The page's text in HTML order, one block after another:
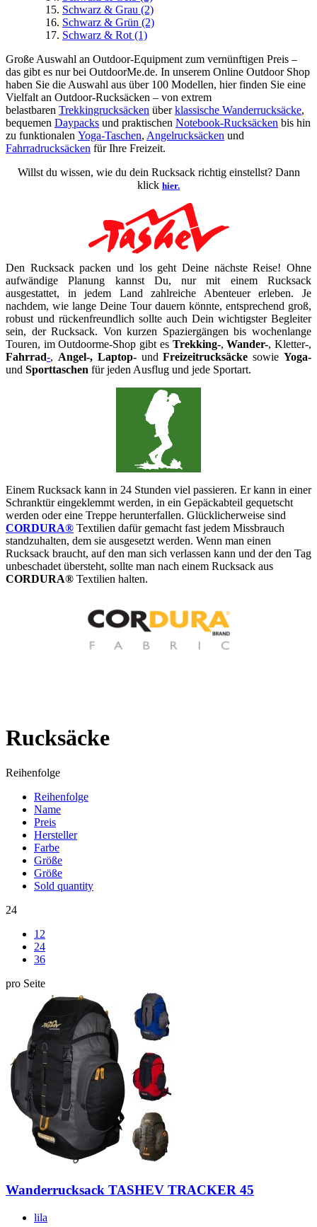
Schwarz & Grau (2)
Schwarz & Grün (2)
Schwarz & Rot (1)
Große Auswahl an Outdoor-Equipment zum vernünftigen Preis –
das gibt es nur bei OutdoorMe.de. In unserem Online Outdoor Shop
haben Sie die Auswahl aus über 100 Modellen, hier finden Sie eine
Vielfalt an Outdoor-Rucksäcken – von extrem
belastbaren Trekkingrucksäcken überklassische Wanderrucksäcke,
bequemen Daypacks und praktischen Notebook-Rucksäcken bis hin
zu funktionalen Yoga-Taschen, Angelrucksäcken und
Fahrradrucksäcken für Ihre Freizeit.
Willst du wissen, wie du dein Rucksack richtig einstellst? Dann
klick hier.
Den Rucksack packen und los geht Deine nächste Reise! Ohne
aufwändige Planung kannst Du, nur mit einem Rucksack
ausgestattet, in jedem Land zahlreiche Abenteuer erleben. Je
nachdem, wie lange Deine Tour dauern könnte, entsprechend groß,
robust und rückenfreundlich sollte auch Dein wichtigster Begleiter
sein, der Rucksack. Von kurzen Spaziergängen bis wochenlange
Touren, im Outdoorme-Shop gibt es Trekking-,Wander-, Kletter-,
Fahrrad-, Angel-, Laptop-undFreizeitrucksäcke sowieYoga-
und Sporttaschen für jeden Ausflug und jede Sportart.
Einem Rucksack kann in 24 Stunden viel passieren. Er kann in einer
Schranktür eingeklemmt werden, in ein Gepäckabteil gequetscht
werden oder eine Treppe herunterfallen. Glücklicherweise sind
CORDURA® Textilien dafür gemacht fast jedem Missbrauch
standzuhalten, dem sie ausgesetzt werden. Wenn man einen
Rucksack braucht, auf den man sich verlassen kann und der den Tag
unbeschadet übersteht, sollte man nach einem Rucksack aus
CORDURA® Textilien halten.
Rucksäcke
Reihenfolge
Reihenfolge
Name
Preis
Hersteller
Farbe
Größe
Größe
Sold quantity
24
12
24
36
pro Seite
Wanderrucksack TASHEV TRACKER 45
lila